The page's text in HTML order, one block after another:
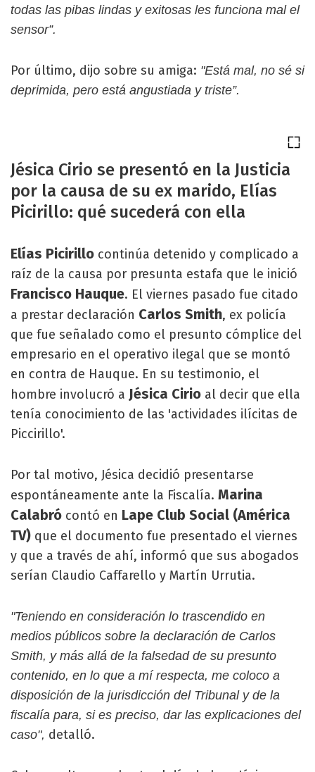
todas las pibas lindas y exitosas les funciona mal el
sensor”.
Por último, dijo sobre su amiga: "Está mal, no sé si
deprimida, pero está angustiada y triste”.
Jésica Cirio se presentó en la Justicia
por la causa de su ex marido, Elías
Picirillo: qué sucederá con ella
Elías Picirillo continúa detenido y complicado a
raíz de la causa por presunta estafa que le inició
Francisco Hauque. El viernes pasado fue citado
a prestar declaración Carlos Smith, ex policía
que fue señalado como el presunto cómplice del
empresario en el operativo ilegal que se montó
en contra de Hauque. En su testimonio, el
hombre involucró a Jésica Cirio al decir que ella
tenía conocimiento de las 'actividades ilícitas de
Piccirillo'.
Por tal motivo, Jésica decidió presentarse
espontáneamente ante la Fiscalía. Marina
Calabró contó en Lape Club Social (América
TV) que el documento fue presentado el viernes
y que a través de ahí, informó que sus abogados
serían Claudio Caffarello y Martín Urrutia.
"Teniendo en consideración lo trascendido en
medios públicos sobre la declaración de Carlos
Smith, y más allá de la falsedad de su presunto
contenido, en lo que a mí respecta, me coloco a
disposición de la jurisdicción del Tribunal y de la
fiscalía para, si es preciso, dar las explicaciones del
caso", detalló.